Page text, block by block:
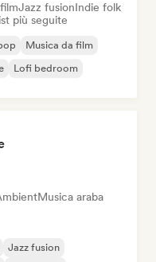
Jazz fusionIndie folk
più seguite
Musica da film
Lofi bedroom
Musica araba
Jazz fusion